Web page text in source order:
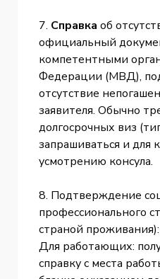
7. Справка об
официальный
компетентными
Федерации (МВД),
отсутствие
заявителя. Обычно
долгосрочных виз
запрашиваться и для
усмотрению консула.
8. Подтверждение
профессионального
страной проживания):
Для работающих:
справку с места